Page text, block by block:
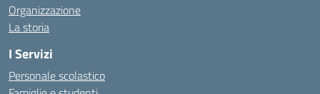
Organizzazione
La storia
I Servizi
Personale scolastico